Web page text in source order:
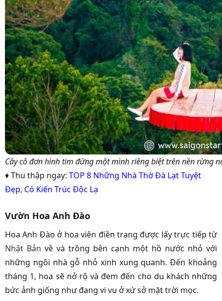
Cây cô đơn hình tim đứng một mình riêng biệt trên nền rừng
♦ Thu thập ngay: TOP 8 Những Nhà Thờ Đà Lạt Tuyệt
Đẹp, Có Kiến Trúc Độc Lạ
Vườn Hoa Anh Đào
Hoa Anh Đào ở hoa viên điền trang được lấy trực tiếp từ
Nhật Bản về và trồng bên cạnh một hồ nước nhỏ với
những ngôi nhà gỗ nhỏ xinh xung quanh. Đến khoảng
tháng 1, hoa sẽ nở rộ và đem đến cho du khách những
bức ảnh giống như đang vi vu ở xứ sở mặt trời mọc.